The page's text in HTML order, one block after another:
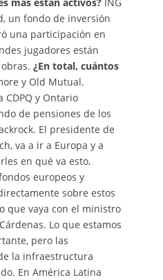
un fondo de inversión
una participación en
jugadores están
¿En total, cuántos
y Old Mutual.
CDPQ y Ontario
de pensiones de los
El presidente de
va a ir a Europa y a
en qué va esto,
europeos y
sobre estos
que vaya con el ministro
Lo que estamos
pero las
la infraestructura
En América Latina